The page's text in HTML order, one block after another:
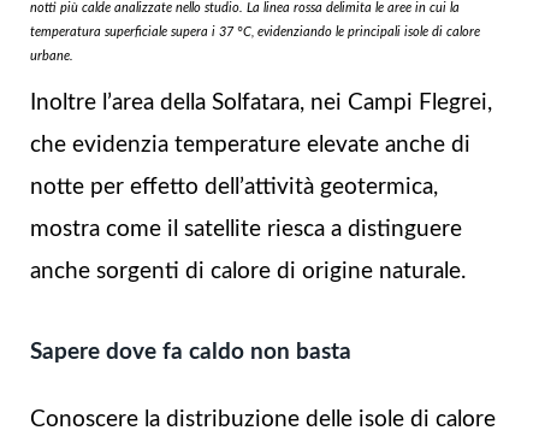
notti più calde analizzate nello studio. La linea rossa delimita le aree in cui la
temperatura superficiale supera i 37 °C, evidenziando le principali isole di calore
urbane.
Inoltre l’area della Solfatara, nei Campi Flegrei,
che evidenzia temperature elevate anche di
notte per effetto dell’attività geotermica,
mostra come il satellite riesca a distinguere
anche sorgenti di calore di origine naturale.
Sapere dove fa caldo non basta
Conoscere la distribuzione delle isole di calore